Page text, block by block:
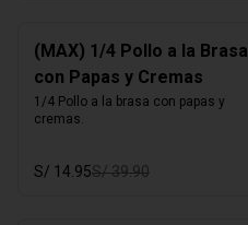
(MAX) 1/4 Pollo a la Brasa
con Papas y Cremas
1/4 Pollo a la brasa con papas y
cremas.
S/ 14.95S/ 39.90